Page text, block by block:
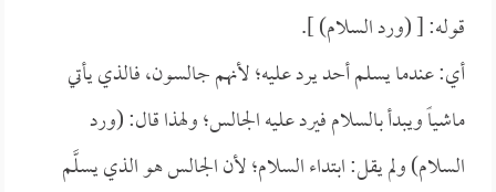
قوله: [ (ورد السلام) ].
أي: عندما يسلم أحد يرد عليه؛ لأنهم جالسون، فالذي يأتي
ماشياً ويبدأ بالسلام فيرد عليه الجالس؛ ولهذا قال: (ورد
السلام) ولم يقل: ابتداء السلام؛ لأن الجالس هو الذي يسلَّم